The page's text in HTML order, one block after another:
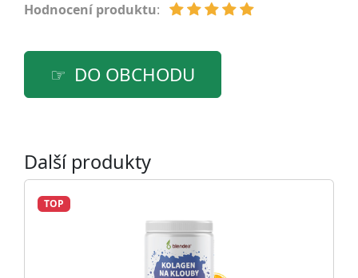
Hodnocení produktu:
DO OBCHODU
Další produkty
TOP